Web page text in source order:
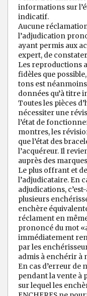
informations sur
indicatif.
Aucune
l’adjudication
ayant permis aux
expert, de
Les reproductions
fidèles que
tons est
données qu’à titre
Toutes les pièces
nécessiter une
l’état de
montres, les
que l’état des
l’acquéreur. Il
auprès des
Le plus offrant et
l’adjudicataire. En
adjudications,
plusieurs
enchère
réclament en
prononcé du mot
immédiatement
par les
admis à enchérir à
En cas d’erreur
pendant la vente à
sur lequel les